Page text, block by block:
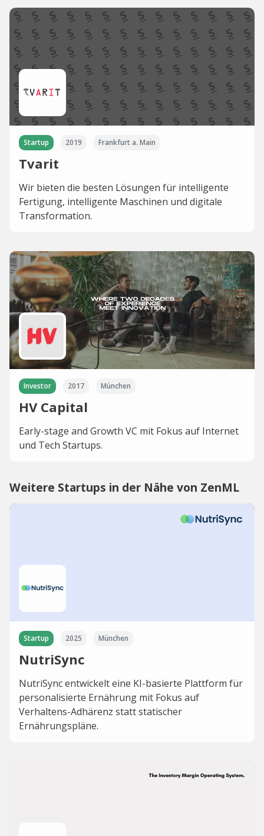
Startup 2019 Frankfurt a. Main
Tvarit
Wir bieten die besten Lösungen für intelligente
Fertigung, intelligente Maschinen und digitale
Transformation.
Investor 2017 München
HV Capital
Early-stage and Growth VC mit Fokus auf Internet
und Tech Startups.
Weitere Startups in der Nähe von ZenML
Startup 2025 München
NutriSync
NutriSync entwickelt eine KI-basierte Plattform für
personalisierte Ernährung mit Fokus auf
Verhaltens-Adhärenz statt statischer
Ernährungspläne.